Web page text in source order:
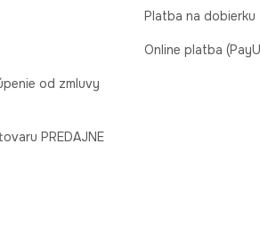
od zmluvy
PREDAJNE
Platba na dobierku
Online platba